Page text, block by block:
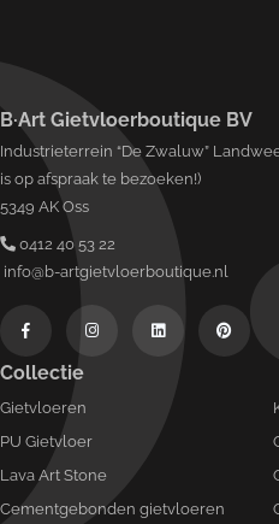
B·Art Gietvloerboutique BV
Industrieterrein “De Zwaluw”
is op afspraak te bezoeken!)
5349 AK Oss
0412 40 53 22
info@b-artgietvloerboutique.nl
Collectie
Gietvloeren
PU Gietvloer
Lava Art Stone
Cementgebonden gietvloeren